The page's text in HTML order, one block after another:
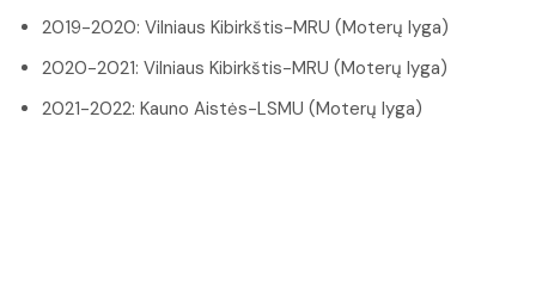
2019-2020: Vilniaus Kibirkštis-MRU (Moterų lyga)
2020-2021: Vilniaus Kibirkštis-MRU (Moterų lyga)
2021-2022: Kauno Aistės-LSMU (Moterų lyga)